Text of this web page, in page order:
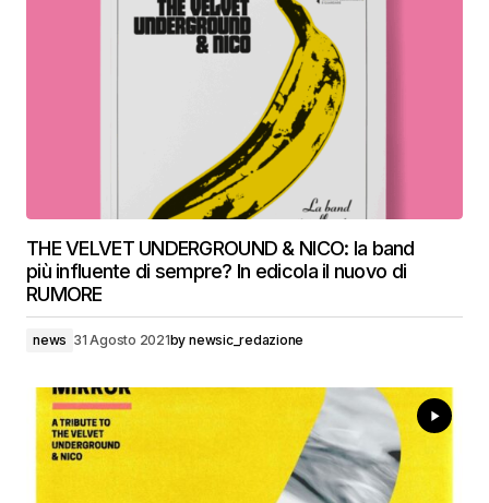
THE VELVET UNDERGROUND & NICO: la band
più influente di sempre? In edicola il nuovo di
RUMORE
news 31 Agosto 2021by newsic_redazione